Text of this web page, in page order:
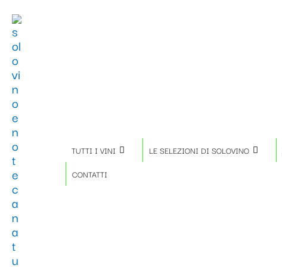
contenuto
TUTTI I VINI LE SELEZIONI DI SOLOVINO
CONTATTI
fiscale:
Carrello: